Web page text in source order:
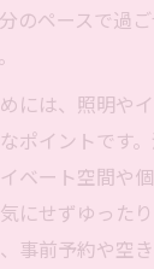
のペースで過
には、照明や
ポイントです
ベート空間や
にせずゆったり
事前予約や空